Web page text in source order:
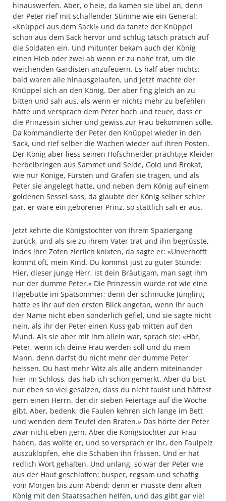
hinauswerfen. Aber, o heie, da kamen sie übel an, denn
der Peter rief mit schallender Stimme wie ein General:
«Knüppel aus dem Sack!» und da tanzte der Knüppel
schon aus dem Sack hervor und schlug tätsch prätsch auf
die Soldaten ein. Und mitunter bekam auch der König
einen Hieb oder zwei ab wenn er zu nahe trat, um die
weichenden Gardisten anzufeuern. Es half aber nichts:
bald waren alle hinausgelaufen, und jetzt machte der
Knüppel sich an den König. Der aber fing gleich an zu
bitten und sah aus, als wenn er nichts mehr zu befehlen
hätte und versprach dem Peter hoch und teuer, dass er
die Prinzessin sicher und gewiss zur Frau bekommen solle.
Da kommandierte der Peter den Knüppel wieder in den
Sack, und rief selber die Wachen wieder auf ihren Posten.
Der König aber liess seinen Hofschneider prächtige Kleider
herbeibringen aus Sammet und Seide, Gold und Brokat,
wie nur Könige, Fürsten und Grafen sie tragen, und als
Peter sie angelegt hatte, und neben dem König auf einem
goldenen Sessel sass, da glaubte der König selber schier
gar, er wäre ein geborener Prinz, so stattlich sah er aus.
Jetzt kehrte die Königstochter von ihrem Spaziergang
zurück, und als sie zu ihrem Vater trat und ihn begrüsste,
indes ihre Zofen zierlich knixten, da sagte er: «Unverhofft
kommt oft, mein Kind. Du kommst just zu guter Stunde:
Hier, dieser junge Herr, ist dein Bräutigam, man sagt ihm
nur der dumme Peter.» Die Prinzessin wurde rot wie eine
Hagebutte im Spätsommer; denn der schmucke Jüngling
hatte es ihr auf den ersten Blick angetan, wenn ihr auch
der Name nicht eben sonderlich gefiel, und sie sagte nicht
nein, als ihr der Peter einen Kuss gab mitten auf den
Mund. Als sie aber mit ihm allein war, sprach sie: «Hör,
Peter, wenn ich deine Frau werden soll und du mein
Mann, denn darfst du nicht mehr der dumme Peter
heissen. Du hast mehr Witz als alle andern miteinander
hier im Schloss, das hab ich schon gemerkt. Aber du bist
nur eben so viel gesalzen, dass du nicht faulst und hättest
gern einen Herrn, der dir sieben Feiertage auf die Woche
gibt. Aber, bedenk, die Faulen kehren sich lange im Bett
und wenden dem Teufel den Braten.» Das hörte der Peter
zwar nicht eben gern. Aber die Königstochter zur Frau
haben, das wollte er, und so versprach er ihr, den Faulpelz
auszuklopfen, ehe die Schaben ihn frässen. Und er hat
redlich Wort gehalten. Und unlang, so war der Peter wie
aus der Haut geschloffen: busper, regsam und schaffig
vom Morgen bis zum Abend; denn er musste dem alten
König mit den Staatssachen helfen, und das gibt gar viel